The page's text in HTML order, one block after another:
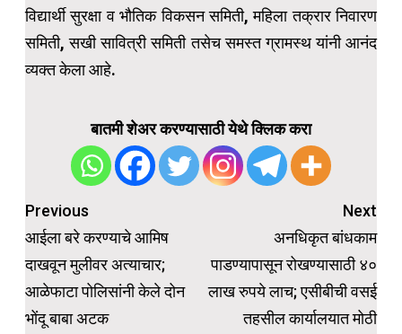
विद्यार्थी सुरक्षा व भौतिक विकसन समिती, महिला तक्रार निवारण
समिती, सखी सावित्री समिती तसेच समस्त ग्रामस्थ यांनी आनंद
व्यक्त केला आहे.
बातमी शेअर करण्यासाठी येथे क्लिक करा
Post
navigation
Previous
आईला बरे करण्याचे आमिष
दाखवून मुलीवर अत्याचार;
आळेफाटा पोलिसांनी केले दोन
भोंदू बाबा अटक
Next
अनधिकृत बांधकाम
पाडण्यापासून रोखण्यासाठी ४०
लाख रुपये लाच; एसीबीची वसई
तहसील कार्यालयात मोठी